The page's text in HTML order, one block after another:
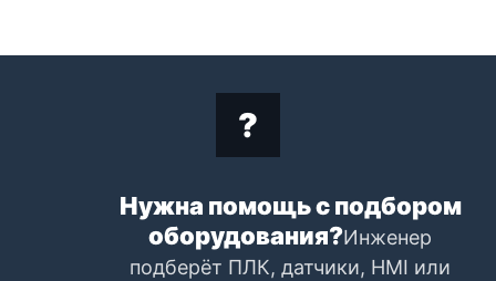
Нужна помощь с подбором
оборудования?Инженер
подберёт ПЛК, датчики, HMI или